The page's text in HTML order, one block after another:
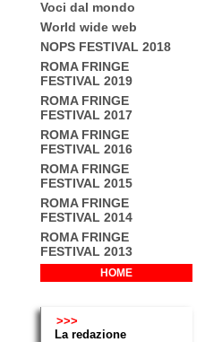
Voci dal mondo
World wide web
NOPS FESTIVAL 2018
ROMA FRINGE
FESTIVAL 2019
ROMA FRINGE
FESTIVAL 2017
ROMA FRINGE
FESTIVAL 2016
ROMA FRINGE
FESTIVAL 2015
ROMA FRINGE
FESTIVAL 2014
ROMA FRINGE
FESTIVAL 2013
HOME
>>>
La redazione